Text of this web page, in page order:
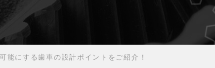
能にする歯車の設計ポイントをご紹介！